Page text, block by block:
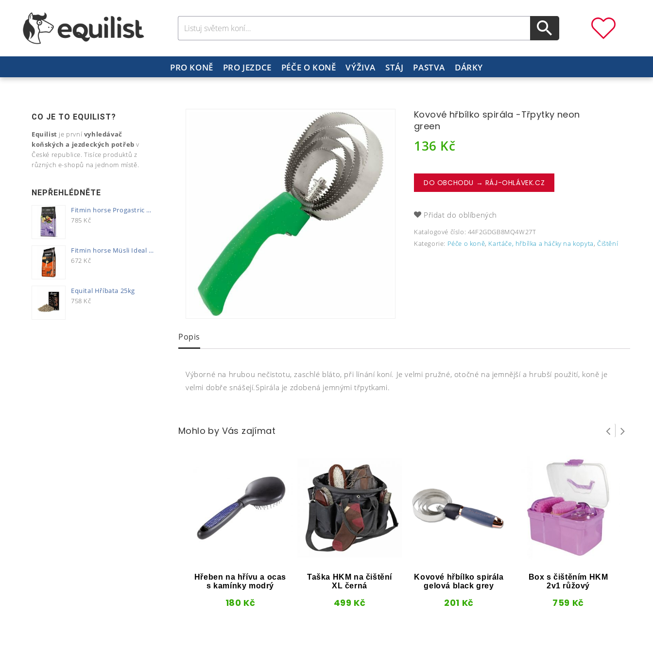
PRO KONĚ PRO JEZDCE PÉČE O KONĚ VÝŽIVA STÁJ PASTVA DÁRKY
Kovové hřbílko spirála -Třpytky neon
green
136 Kč
DO OBCHODU → RÁJ-OHLÁVEK.CZ
Přidat do oblíbených
Katalogové číslo: 44F2GDGB8MQ4W27T
Kategorie: Péče o koně, Kartáče, hřbílka a háčky na kopyta,Čištění
Popis
Výborné na hrubou nečistotu, zaschlé bláto, při línání koní. Je velmi pružné, otočné na jemnější a hrubší použití, koně je
velmi dobře snášejí.Spirála je zdobená jemnými třpytkami.
Mohlo by Vás zajímat
Hřeben na hřívu a ocas
s kamínky modrý
180 Kč
Taška HKM na čištění
XL černá
499 Kč
Kovové hřbílko spirála
gelová black grey
201 Kč
Box s čištěním HKM
2v1 růžový
759 Kč
CO JE TO EQUILIST?
Equilist je první vyhledávač
koňských a jezdeckých potřeb v
České republice. Tisíce produktů z
různých e-shopů na jednom místě.
NEPŘEHLÉDNĚTE
Fitmin horse Progastric 20kg
785 Kč
Fitmin horse Müsli Ideal 20kg
672 Kč
Equital Hříbata 25kg
758 Kč